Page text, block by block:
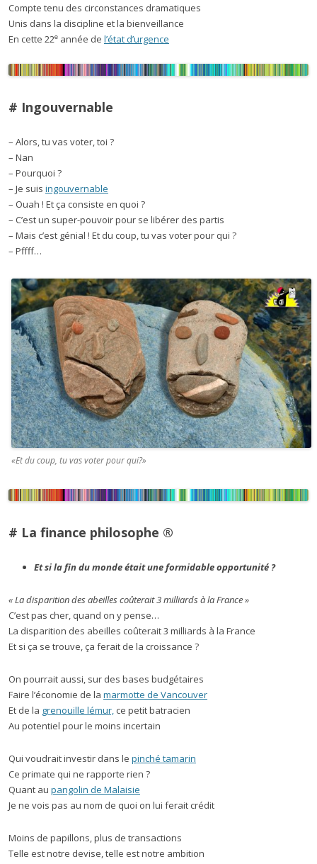
Compte tenu des circonstances dramatiques
Unis dans la discipline et la bienveillance
En cette 22e année de l’état d’urgence
# Ingouvernable
– Alors, tu vas voter, toi ?
– Nan
– Pourquoi ?
– Je suis ingouvernable
– Ouah ! Et ça consiste en quoi ?
– C’est un super-pouvoir pour se libérer des partis
– Mais c’est génial ! Et du coup, tu vas voter pour qui ?
– Pffff…
«Et du coup, tu vas voter pour qui?»
# La finance philosophe ®
Et si la fin du monde était une formidable opportunité ?
« La disparition des abeilles coûterait 3 milliards à la France »
C’est pas cher, quand on y pense…
La disparition des abeilles coûterait 3 milliards à la France
Et si ça se trouve, ça ferait de la croissance ?
On pourrait aussi, sur des bases budgétaires
Faire l’économie de la marmotte de Vancouver
Et de la grenouille lémur, ce petit batracien
Au potentiel pour le moins incertain
Qui voudrait investir dans le pinché tamarin
Ce primate qui ne rapporte rien ?
Quant au pangolin de Malaisie
Je ne vois pas au nom de quoi on lui ferait crédit
Moins de papillons, plus de transactions
Telle est notre devise, telle est notre ambition